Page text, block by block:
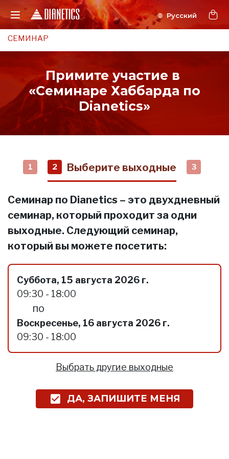
СЕМИНАР
Примите участие в
«Семинаре Хаббарда по
Dianetics»
1 2 Выберите выходные 3
Семинар по Dianetics – это двухдневный
семинар, который проходит за одни
выходные. Следующий семинар,
который вы можете посетить:
Суббота, 15 августа 2026 г.
09:30 - 18:00
по
Воскресенье, 16 августа 2026 г.
09:30 - 18:00
Выбрать другие выходные
ДА, ЗАПИШИТЕ МЕНЯ